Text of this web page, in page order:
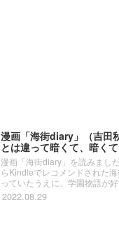
漫画「海街diary」（吉田
とは違って暗くて、暗く
漫画「海街diary」を読みまし
らKindleでレコメンドされた
っていたうえに、学園物語が好...
2022.08.29